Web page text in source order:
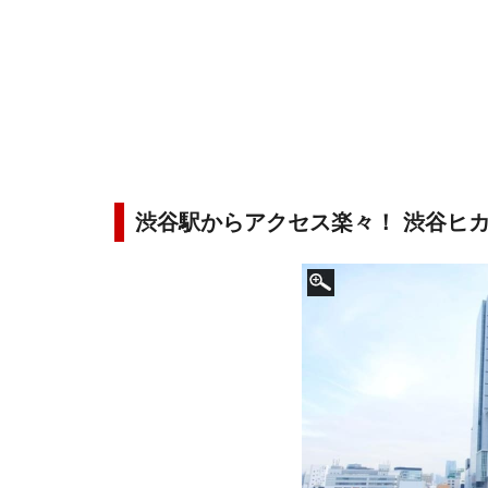
渋谷駅からアクセス楽々！ 渋谷ヒ